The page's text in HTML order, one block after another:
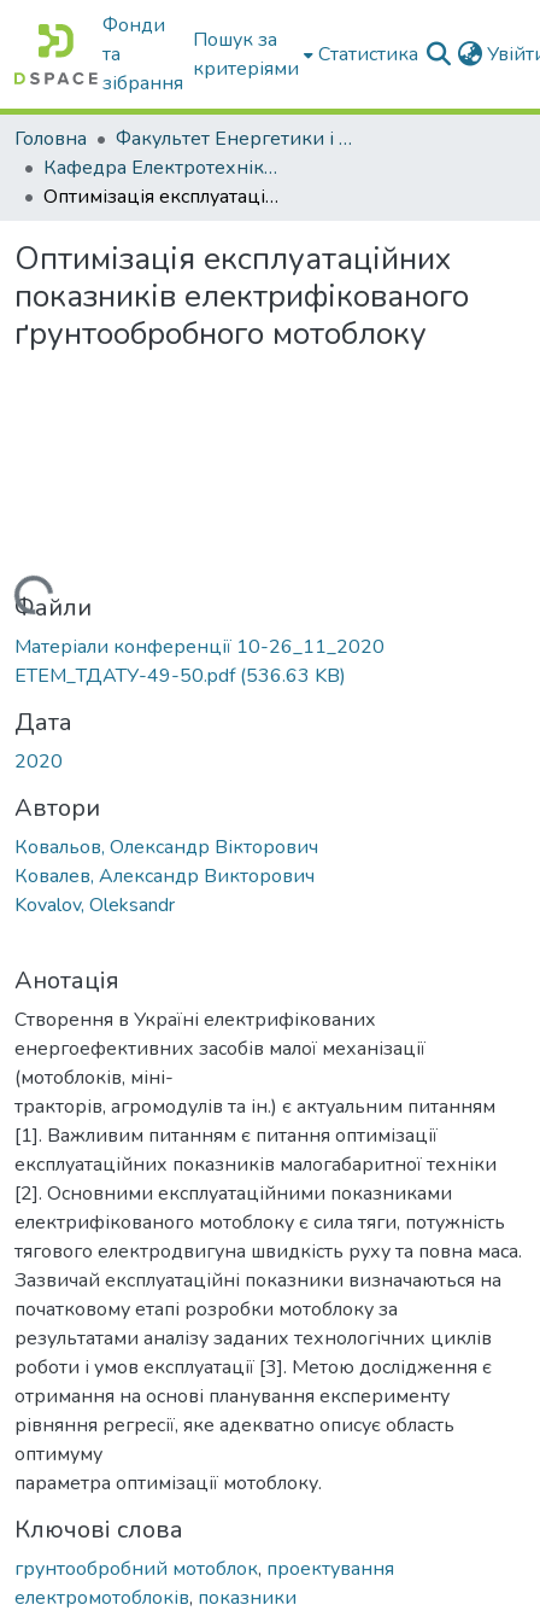
Фонди
та
зібрання
Пошук за
критеріями
Статистика
Головна
Факультет Енергетики і комп'ютерних технологій
Кафедра Електротехніки і електромеханіки ім. проф. В.В. Овчарова
Оптимізація експлуатаційних показників електрифікованого ґрунтообробного мотоблоку
Оптимізація експлуатаційних
показників електрифікованого
ґрунтообробного мотоблоку
Вантажиться...
Файли
Матеріали конференції 10-26_11_2020
ЕТЕМ_ТДАТУ-49-50.pdf(536.63 KB)
Дата
2020
Автори
Ковальов, Олександр Вікторович
Ковалев, Александр Викторович
Kovalov, Oleksandr
Анотація
Створення в Україні електрифікованих
енергоефективних засобів малої механізації
(мотоблоків, міні-
тракторів, агромодулів та ін.) є актуальним питанням
[1]. Важливим питанням є питання оптимізації
експлуатаційних показників малогабаритної техніки
[2]. Основними експлуатаційними показниками
електрифікованого мотоблоку є сила тяги, потужність
тягового електродвигуна швидкість руху та повна маса.
Зазвичай експлуатаційні показники визначаються на
початковому етапі розробки мотоблоку за
результатами аналізу заданих технологічних циклів
роботи і умов експлуатації [3]. Метою дослідження є
отримання на основі планування експерименту
рівняння регресії, яке адекватно описує область
оптимуму
параметра оптимізації мотоблоку.
Ключові слова
грунтообробний мотоблок, проектування
електромотоблоків, показники